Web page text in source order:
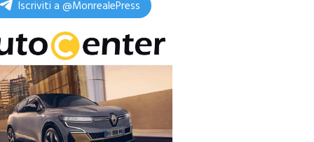
Iscriviti a @MonrealePress